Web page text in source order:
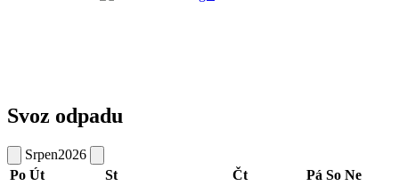
Svoz odpadu
Srpen2026
Po Út St Čt Pá So Ne